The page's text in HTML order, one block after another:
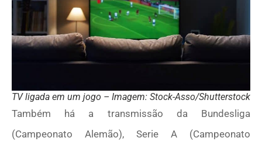
TV ligada em um jogo – Imagem: Stock-Asso/Shutterstock
Também há a transmissão da Bundesliga
(Campeonato Alemão), Serie A (Campeonato